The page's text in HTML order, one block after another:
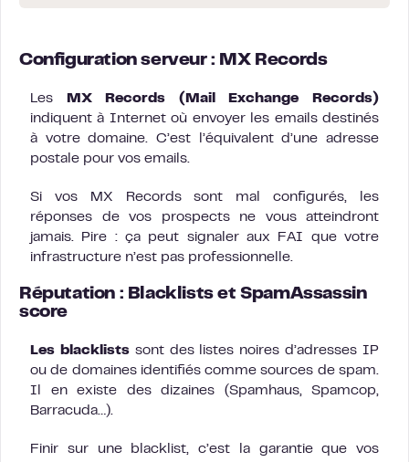
Configuration serveur : MX Records
Les
MX Records (Mail Exchange Records)
indiquent à Internet où envoyer les emails destinés
à votre domaine. C’est l’équivalent d’une adresse
postale pour vos emails.
Si vos MX Records sont mal configurés, les
réponses de vos prospects ne vous atteindront
jamais. Pire : ça peut signaler aux FAI que votre
infrastructure n’est pas professionnelle.
Réputation : Blacklists et SpamAssassin
score
Les blacklistssont des listes noires d’adresses IP
ou de domaines identifiés comme sources de spam.
Il en existe des dizaines (Spamhaus, Spamcop,
Barracuda…).
Finir sur une blacklist, c’est la garantie que vos